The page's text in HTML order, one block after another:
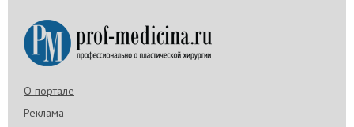
О портале
Реклама